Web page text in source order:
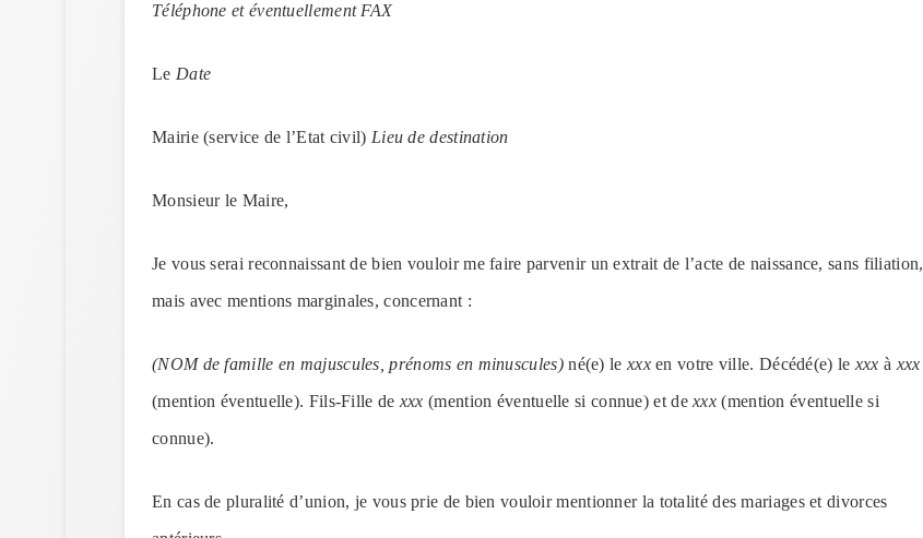
Téléphone et éventuellement FAX
Le Date
Mairie (service de l’Etat civil) Lieu de destination
Monsieur le Maire,
Je vous serai reconnaissant de bien vouloir me faire parvenir un extrait de l’acte de naissance, sans filiation,
mais avec mentions marginales, concernant :
(NOM de famille en majuscules, prénoms en minuscules)né(e) le xxxen votre ville. Décédé(e) le xxx à xxx
(mention éventuelle). Fils-Fille de xxx (mention éventuelle si connue) et dexxx (mention éventuelle si
connue).
En cas de pluralité d’union, je vous prie de bien vouloir mentionner la totalité des mariages et divorces